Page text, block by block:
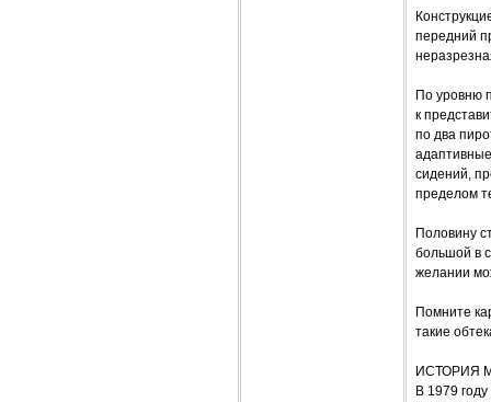
передний
По уровню
к
по два
сидений,
пределом
Половину
большой в
желании
Помните
такие
ИСТОРИЯ
В 1979